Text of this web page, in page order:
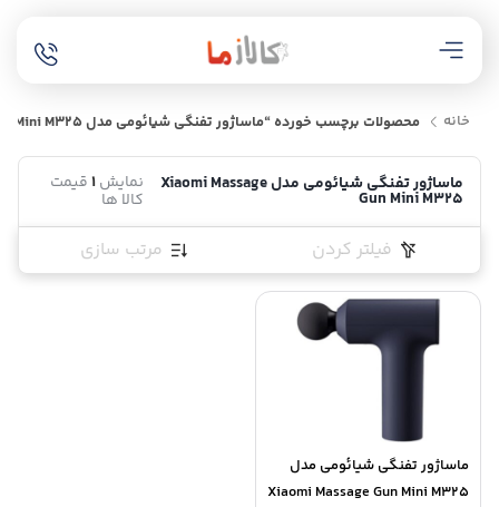
خانه محصولات برچسب خورده “ماساژور تفنگی شیائومی مدل Xiaomi Massage Gun Mini M325”
ماساژور تفنگی شیائومی مدل Xiaomi Massage
Gun Mini M325
نمایش1قیمت
کالا ها
فیلتر کردن مرتب سازی
ماساژور تفنگی شیائومی مدل
Xiaomi Massage Gun Mini M325